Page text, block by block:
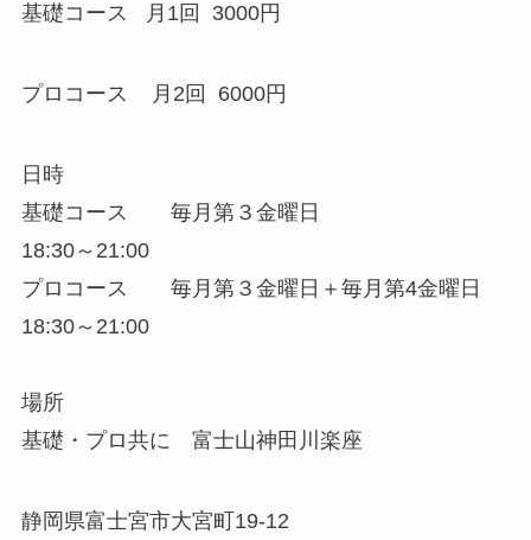
基礎コース 月1回 3000円
プロコース 月2回 6000円
日時
基礎コース 毎月第３金曜日
18:30～21:00
プロコース 毎月第３金曜日＋毎月第4金曜日
18:30～21:00
場所
基礎・プロ共に 富士山神田川楽座
静岡県富士宮市大宮町19-12